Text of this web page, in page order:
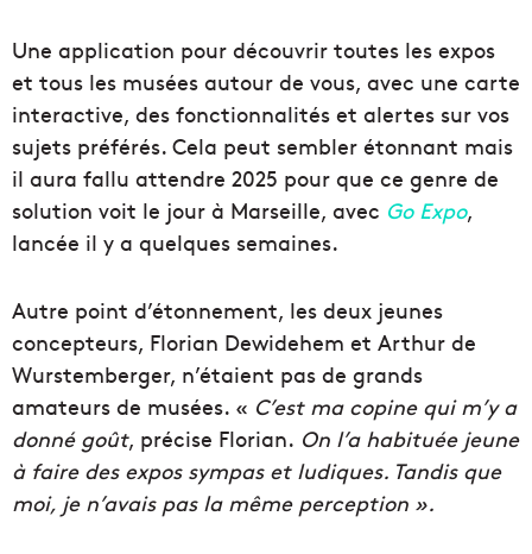
Une application pour découvrir toutes les expos
et tous les musées autour de vous, avec une carte
interactive, des fonctionnalités et alertes sur vos
sujets préférés. Cela peut sembler étonnant mais
il aura fallu attendre 2025 pour que ce genre de
solution voit le jour à Marseille, avec Go Expo,
lancée il y a quelques semaines.
Autre point d’étonnement, les deux jeunes
concepteurs, Florian Dewidehem et Arthur de
Wurstemberger, n’étaient pas de grands
amateurs de musées. « C’est ma copine qui m’y a
donné goût, précise Florian. On l’a habituée jeune
à faire des expos sympas et ludiques. Tandis que
moi, je n’avais pas la même perception ».